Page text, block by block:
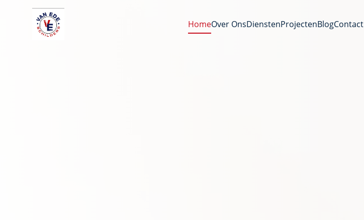
HomeOver OnsDienstenProjectenBlogContact